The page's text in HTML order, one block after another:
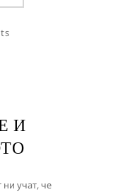
И
ни учат, че